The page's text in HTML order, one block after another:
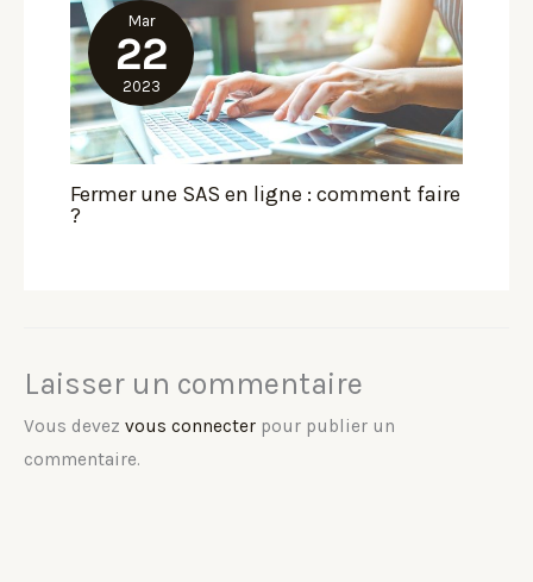
Mar
22
2023
Fermer une SAS en ligne : comment faire
?
Laisser un commentaire
Vous devez vous connecter pour publier un
commentaire.